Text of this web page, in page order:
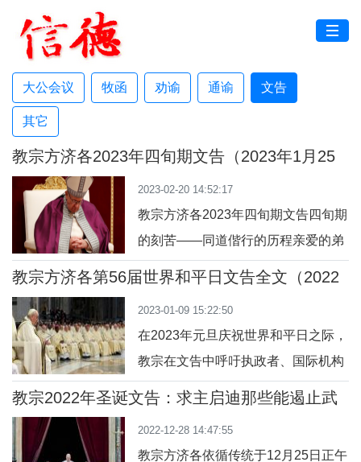
大公会议 牧函 劝谕 通谕 文告
其它
教宗方济各2023年四旬期文告（2023年1月25
日）
2023-02-20 14:52:17
教宗方济各2023年四旬期文告四旬期
的刻苦——同道偕行的历程亲爱的弟
兄姊妹们：玛窦、马尔谷和路加三部
的故事。从福音的记载，我们看到耶
稣因为门徒对祂不了解所产生的反
应。事实上，在更早之前，主耶稣和
西满伯多禄之间，曾经发生严厉和强
是基督、是天主
教宗方济各第56届世界和平日文告全文（2022
年12月8日）
2023-01-09 15:22:50
在2023年元旦庆祝世界和平日之际，
教宗在文告中呼吁执政者、国际机构
负责人和宗教领袖同心协力“治愈”世
当的政策”。以下是第56届世界和平
教宗2022年圣诞文告：求主启迪那些能遏止武
器的人
2022-12-28 14:47:55
教宗方济各依循传统于12月25日正午